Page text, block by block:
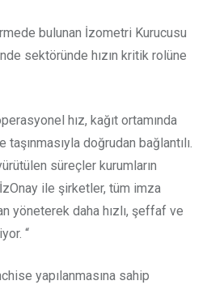
bulunan İzometri Kurucusu
sektöründe hızın kritik rolüne
hız, kağıt ortamında
doğrudan bağlantılı.
süreçler kurumların
İzOnay ile şirketler, tüm imza
yöneterek daha hızlı, şeffaf ve
“
yapılanmasına sahip